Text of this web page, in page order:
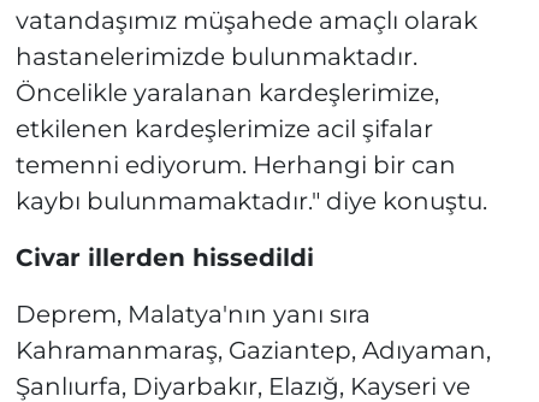
vatandaşımız müşahede amaçlı olarak
hastanelerimizde bulunmaktadır.
Öncelikle yaralanan kardeşlerimize,
etkilenen kardeşlerimize acil şifalar
temenni ediyorum. Herhangi bir can
kaybı bulunmamaktadır." diye konuştu.
Civar illerden hissedildi
Deprem, Malatya'nın yanı sıra
Kahramanmaraş, Gaziantep, Adıyaman,
Şanlıurfa, Diyarbakır, Elazığ, Kayseri ve